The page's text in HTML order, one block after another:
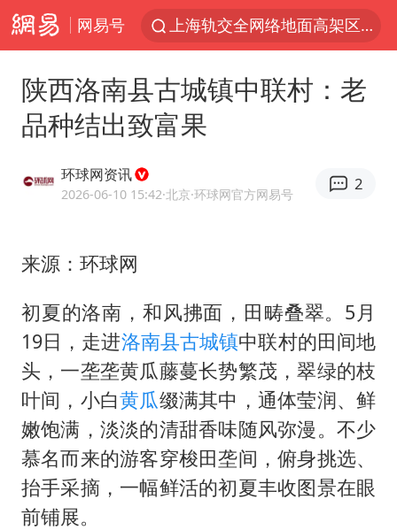
网易号
上海轨交全网络地面高架区段限速运行
拜登前列腺癌恶化
上海暴雨红色预警
2026年7月份居民消费价格同比上涨0.5%
上海大部迎大暴雨
台铃电动车仅骑一年就断电趴窝
白海豚5次眼壁置换
浙江海域将现5到8米巨浪到狂浪
曝美下令调查弹药库存信息遭泄露事件
日本连续发生两次地震
陕西洛南县古城镇中联村：老
品种结出致富果
环球网资讯
2026-06-10 15:42·北京·环球网官方网易号
2
来源：环球网
初夏的洛南，和风拂面，田畴叠翠。5月
19日，走进洛南县古城镇中联村的田间地
头，一垄垄黄瓜藤蔓长势繁茂，翠绿的枝
叶间，小白黄瓜缀满其中，通体莹润、鲜
嫩饱满，淡淡的清甜香味随风弥漫。不少
慕名而来的游客穿梭田垄间，俯身挑选、
抬手采摘，一幅鲜活的初夏丰收图景在眼
前铺展。